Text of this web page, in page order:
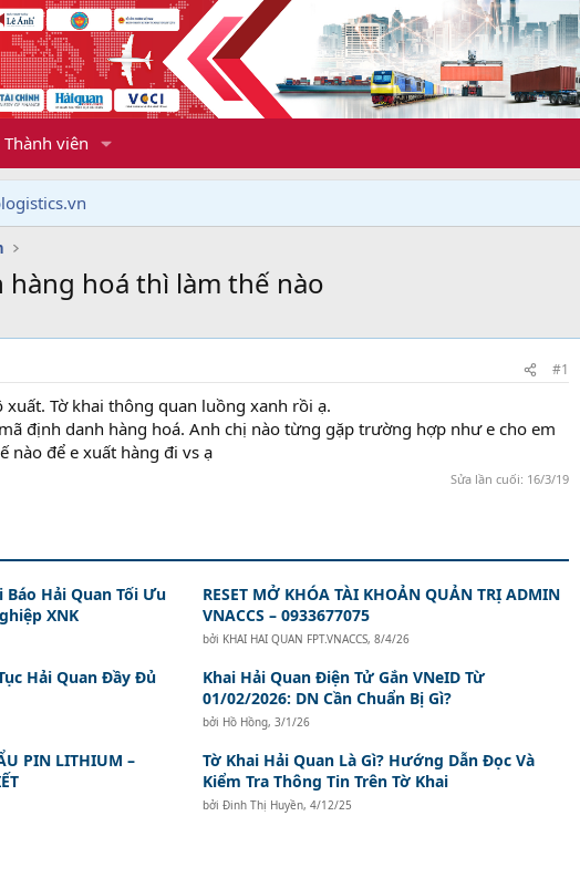
Thành viên
hoá thì làm thế nào
#1
xuất. Tờ khai thông quan luồng xanh rồi ạ.
định danh hàng hoá. Anh chị nào từng gặp trường hợp như e cho em
nào để e xuất hàng đi vs ạ
Sửa lần cuối: 16/3/19
Báo Hải Quan Tối Ưu
XNK
RESET MỞ KHÓA TÀI KHOẢN QUẢN TRỊ ADMIN
VNACCS – 0933677075
bởi KHAI HAI QUAN FPT.VNACCS, 8/4/26
Hải Quan Đầy Đủ
Khai Hải Quan Điện Tử Gắn VNeID Từ
01/02/2026: DN Cần Chuẩn Bị Gì?
bởi Hồ Hồng, 3/1/26
PIN LITHIUM –
Tờ Khai Hải Quan Là Gì? Hướng Dẫn Đọc Và
Kiểm Tra Thông Tin Trên Tờ Khai
bởi Đinh Thị Huyền, 4/12/25